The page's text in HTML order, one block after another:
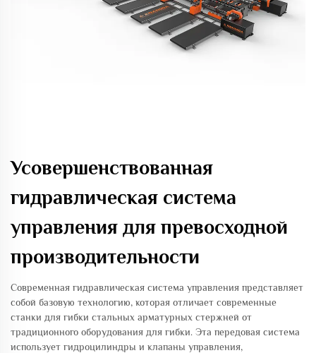
Усовершенствованная
гидравлическая система
управления для превосходной
производительности
Современная гидравлическая система управления представляет
собой базовую технологию, которая отличает современные
станки для гибки стальных арматурных стержней от
традиционного оборудования для гибки. Эта передовая система
использует гидроцилиндры и клапаны управления,